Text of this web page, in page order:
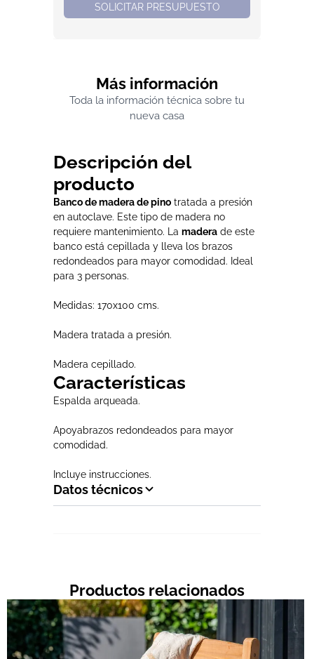
SOLICITAR PRESUPUESTO
Más información
Toda la información técnica sobre tu
nueva casa
Descripción del
producto
Banco de madera de pino tratada a presión
en autoclave. Este tipo de madera no
requiere mantenimiento. La madera de este
banco está cepillada y lleva los brazos
redondeados para mayor comodidad. Ideal
para 3 personas.
Medidas: 170x100 cms.
Madera tratada a presión.
Madera cepillado.
Características
Espalda arqueada.
Apoyabrazos redondeados para mayor
comodidad.
Incluye instrucciones.
Datos técnicos
Productos relacionados